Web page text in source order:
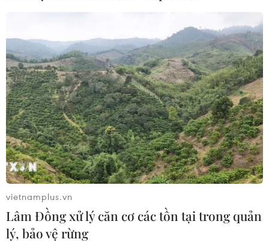
vietnamplus.vn
Lâm Đồng xử lý căn cơ các tồn tại trong quản
lý, bảo vệ rừng